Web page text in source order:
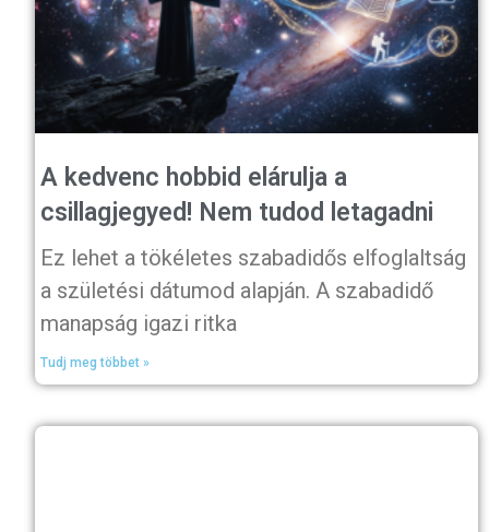
A kedvenc hobbid elárulja a
csillagjegyed! Nem tudod letagadni
Ez lehet a tökéletes szabadidős elfoglaltság
a születési dátumod alapján. A szabadidő
manapság igazi ritka
Tudj meg többet »